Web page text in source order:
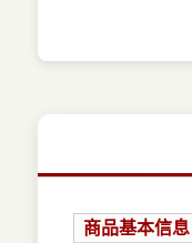
商品基本信